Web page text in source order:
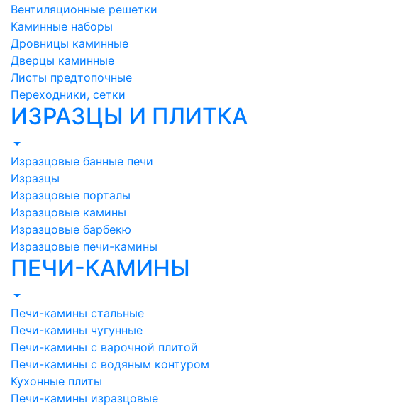
Вентиляционные решетки
Каминные наборы
Дровницы каминные
Дверцы каминные
Листы предтопочные
Переходники, сетки
ИЗРАЗЦЫ И ПЛИТКА
Изразцовые банные печи
Изразцы
Изразцовые порталы
Изразцовые камины
Изразцовые барбекю
Изразцовые печи-камины
ПЕЧИ-КАМИНЫ
Печи-камины стальные
Печи-камины чугунные
Печи-камины с варочной плитой
Печи-камины с водяным контуром
Кухонные плиты
Печи-камины изразцовые